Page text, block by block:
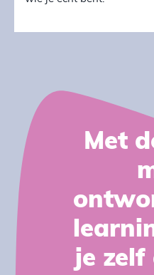
Met
je zelf